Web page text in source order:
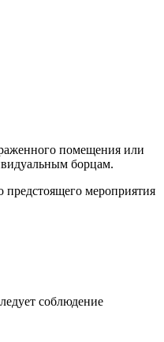
помещения или
борцам.
предстоящего мероприятия
соблюдение